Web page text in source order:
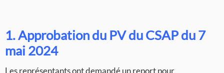
1. Approbation du PV du CSAP du 7
mai 2024
Les représentants ont demandé un report pour